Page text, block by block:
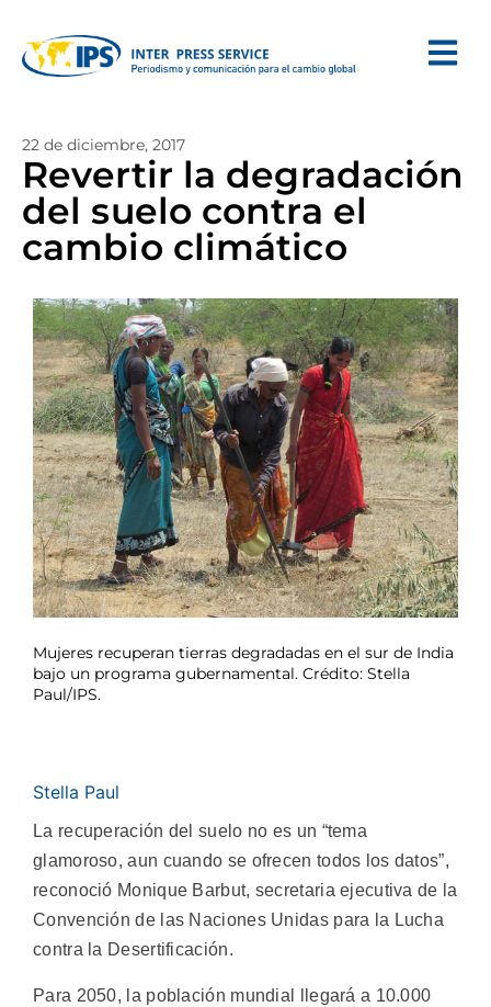
22 de diciembre, 2017
Revertir la degradación
del suelo contra el
cambio climático
Mujeres recuperan tierras degradadas en el sur de India
bajo un programa gubernamental. Crédito: Stella
Paul/IPS.
Stella Paul
La recuperación del suelo no es un “tema
glamoroso, aun cuando se ofrecen todos los datos”,
reconoció Monique Barbut, secretaria ejecutiva de la
Convención de las Naciones Unidas para la Lucha
contra la Desertificación.
Para 2050, la población mundial llegará a 10.000